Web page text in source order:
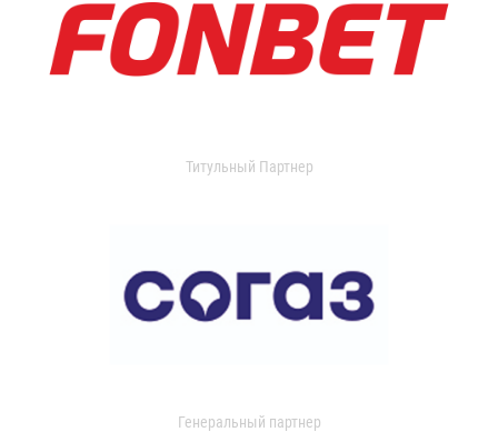
Титульный Партнер
Генеральный партнер